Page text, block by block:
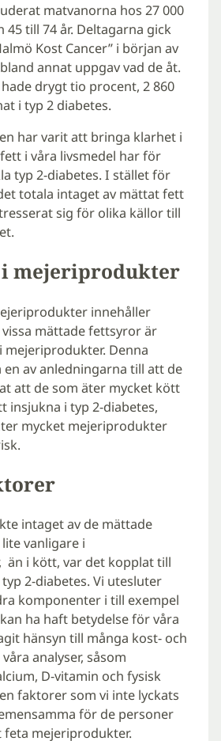
matvanorna hos 27 000
45 till 74 år. Deltagarna gick
Kost Cancer” i början av
annat uppgav vad de åt.
drygt tio procent, 2 860
i typ 2 diabetes.
har varit att bringa klarhet i
i våra livsmedel har för
typ 2-diabetes. I stället för
totala intaget av mättat fett
sig för olika källor till
mejeriprodukter
innehåller
mättade fettsyror är
mejeriprodukter. Denna
en av anledningarna till att de
att de som äter mycket kött
insjukna i typ 2-diabetes,
mycket mejeriprodukter
intaget av de mättade
vanligare i
än i kött, var det kopplat till
2-diabetes. Vi utesluter
komponenter i till exempel
ha haft betydelse för våra
hänsyn till många kost- och
analyser, såsom
D-vitamin och fysisk
faktorer som vi inte lyckats
för de personer
feta mejeriprodukter.